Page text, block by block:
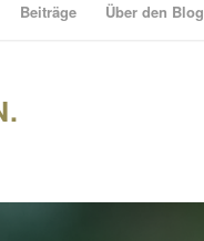
Beiträge Über den Blog